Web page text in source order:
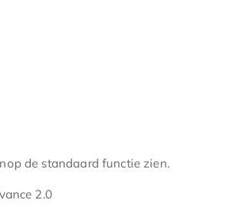
de standaard functie zien.